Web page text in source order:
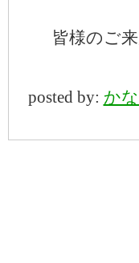
皆様のご来
posted by: か